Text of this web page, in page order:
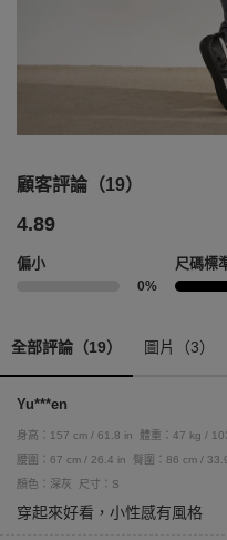
顧客評論（19）
4.89
偏小
0%
尺碼標
全部評論（19） 圖片（3）
Yu***en
身高：157 cm / 61.8 in 體重：47 kg /
腰圍：67 cm / 26.4 in
臀圍：86 cm /
顏色：深灰
尺寸：S
穿起來好看，小性感有風格